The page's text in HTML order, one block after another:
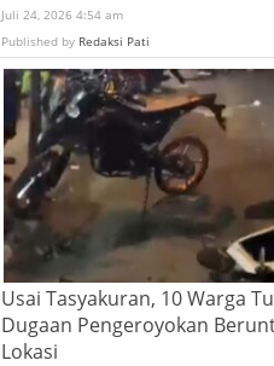
Juli 24, 2026 4:54 am
Published by Redaksi Pati
Usai Tasyakuran, 10 Warga
Dugaan Pengeroyokan
Lokasi